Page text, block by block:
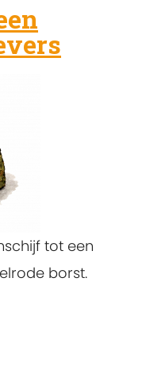
tot een
borst.